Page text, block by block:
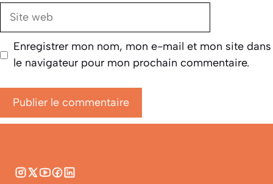
Site
Enregistrer mon nom, mon e-mail et mon site dans
le navigateur pour mon prochain commentaire.